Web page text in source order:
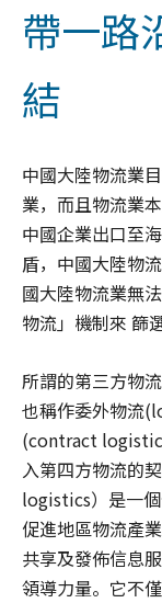
帶一路
結
中國大陸物流業
業，而且物流業
中國企業出口至
盾，中國大陸物
國大陸物流業無
物流」機制來 篩
所謂的第三方物
也稱作委外物流
(contract
入第四方物流的
logistics）是一
促進地區物流產
共享及發佈信息
領導力量。它不